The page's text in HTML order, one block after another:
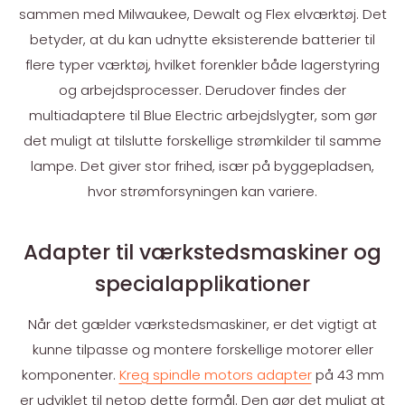
sammen med Milwaukee, Dewalt og Flex elværktøj. Det
betyder, at du kan udnytte eksisterende batterier til
flere typer værktøj, hvilket forenkler både lagerstyring
og arbejdsprocesser. Derudover findes der
multiadaptere til Blue Electric arbejdslygter, som gør
det muligt at tilslutte forskellige strømkilder til samme
lampe. Det giver stor frihed, især på byggepladsen,
hvor strømforsyningen kan variere.
Adapter til værkstedsmaskiner og
specialapplikationer
Når det gælder værkstedsmaskiner, er det vigtigt at
kunne tilpasse og montere forskellige motorer eller
komponenter. Kreg spindle motors adapterpå 43 mm
er udviklet til netop dette formål. Den gør det muligt at